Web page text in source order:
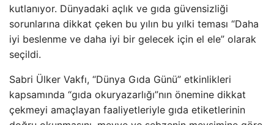
kutlanıyor. Dünyadaki açlık ve gıda güvensizliği
sorunlarına dikkat çeken bu yılın bu yılki teması “Daha
iyi beslenme ve daha iyi bir gelecek için el ele” olarak
seçildi.
Sabri Ülker Vakfı, “Dünya Gıda Günü” etkinlikleri
kapsamında “gıda okuryazarlığı”nın önemine dikkat
çekmeyi amaçlayan faaliyetleriyle gıda etiketlerinin